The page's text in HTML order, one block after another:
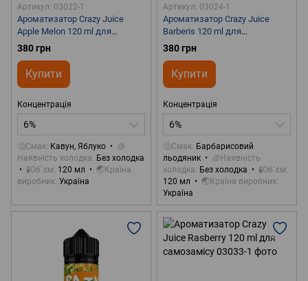
Артикул: 03022-1
Ароматизатор Crazy Juice
Apple Melon 120 ml для
самозамісу
380 грн
Купити
Концентрація
6%
🤔Смак Кавун, Яблуко
🧊
Наявність холодка
Без холодка
🧪Об`єм 120 мл
🌏Країна
виробник Україна
Артикул: 03024-1
Ароматизатор Crazy Juice
Barberis 120 ml для
самозамісу
380 грн
Купити
Концентрація
6%
🤔Смак Барбарисовий
льодяник
🧊Наявність
холодка
Без холодка
🧪Об`єм
120 мл
🌏Країна виробник
Україна